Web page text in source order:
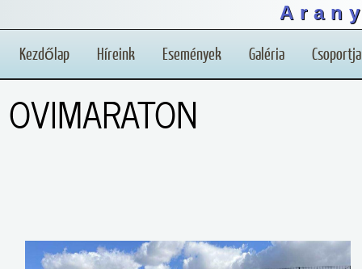
Kezdőlap Híreink Események Galéria
OVIMARATON